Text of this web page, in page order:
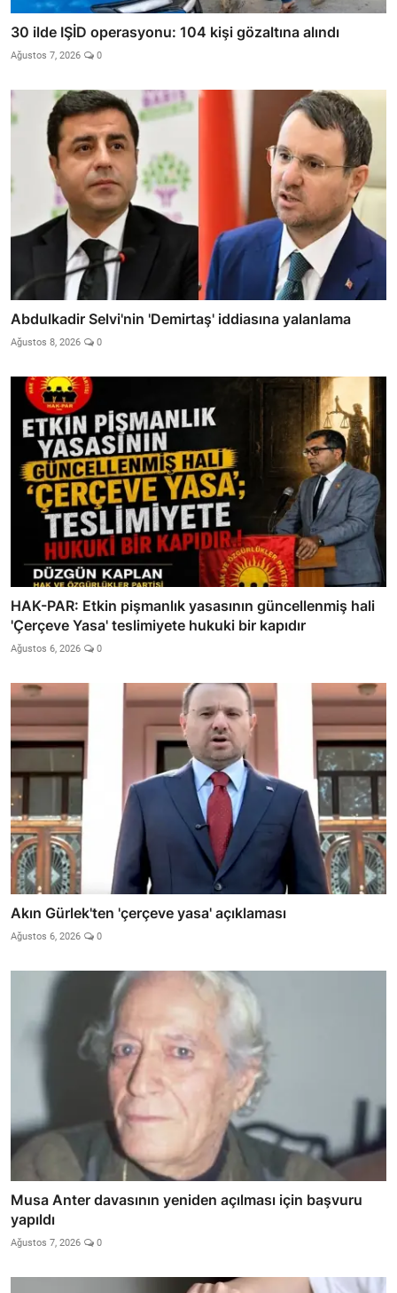
30 ilde IŞİD operasyonu: 104 kişi gözaltına alındı
Ağustos 7, 2026 0
Abdulkadir Selvi'nin 'Demirtaş' iddiasına yalanlama
Ağustos 8, 2026 0
HAK-PAR: Etkin pişmanlık yasasının güncellenmiş hali
'Çerçeve Yasa' teslimiyete hukuki bir kapıdır
Ağustos 6, 2026 0
Akın Gürlek'ten 'çerçeve yasa' açıklaması
Ağustos 6, 2026 0
Musa Anter davasının yeniden açılması için başvuru
yapıldı
Ağustos 7, 2026 0